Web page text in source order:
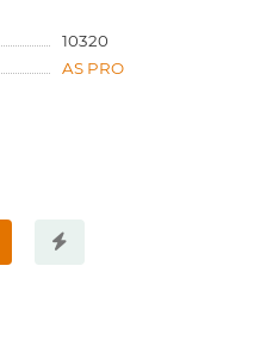
10320
AS PRO